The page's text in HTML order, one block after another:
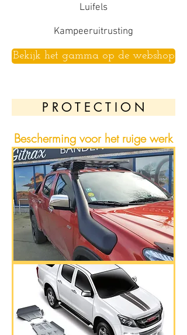
Luifels
Kampeeruitrusting
Bekijk het gamma op de webshop
P R O T E C T I O N
Bescherming voor het ruige werk